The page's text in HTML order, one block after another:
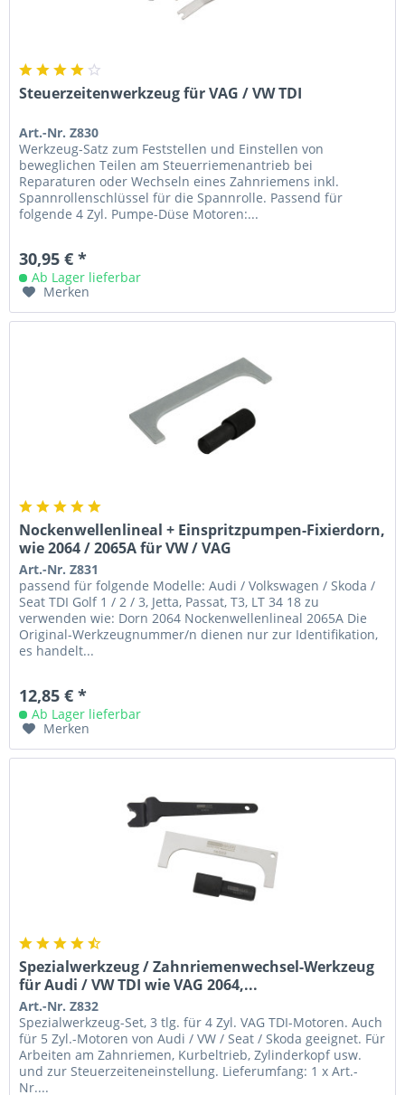
Steuerzeitenwerkzeug für VAG / VW TDI
Art.-Nr. Z830
Werkzeug-Satz zum Feststellen und Einstellen von
beweglichen Teilen am Steuerriemenantrieb bei
Reparaturen oder Wechseln eines Zahnriemens inkl.
Spannrollenschlüssel für die Spannrolle. Passend für
folgende 4 Zyl. Pumpe-Düse Motoren:...
30,95 € *
Ab Lager lieferbar
Merken
Nockenwellenlineal + Einspritzpumpen-Fixierdorn,
wie 2064 / 2065A für VW / VAG
Art.-Nr. Z831
passend für folgende Modelle: Audi / Volkswagen / Skoda /
Seat TDI Golf 1 / 2 / 3, Jetta, Passat, T3, LT 34 18 zu
verwenden wie: Dorn 2064 Nockenwellenlineal 2065A Die
Original-Werkzeugnummer/n dienen nur zur Identifikation,
es handelt...
12,85 € *
Ab Lager lieferbar
Merken
Spezialwerkzeug / Zahnriemenwechsel-Werkzeug
für Audi / VW TDI wie VAG 2064,...
Art.-Nr. Z832
Spezialwerkzeug-Set, 3 tlg. für 4 Zyl. VAG TDI-Motoren. Auch
für 5 Zyl.-Motoren von Audi / VW / Seat / Skoda geeignet. Für
Arbeiten am Zahnriemen, Kurbeltrieb, Zylinderkopf usw.
und zur Steuerzeiteneinstellung. Lieferumfang: 1 x Art.-
Nr....